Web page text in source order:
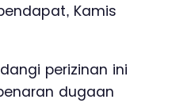
Kamis
perizinan ini
dugaan